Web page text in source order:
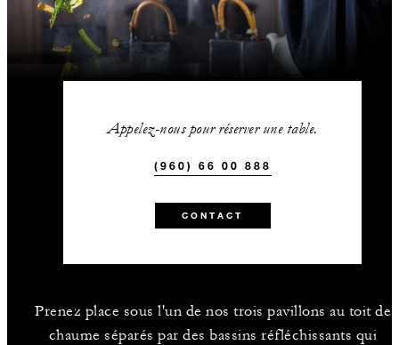
Appelez-nous pour réserver une table.
(960) 66 00 888
CONTACT
Prenez place sous l'un de nos trois pavillons au toit de
chaume séparés par des bassins réfléchissants qui